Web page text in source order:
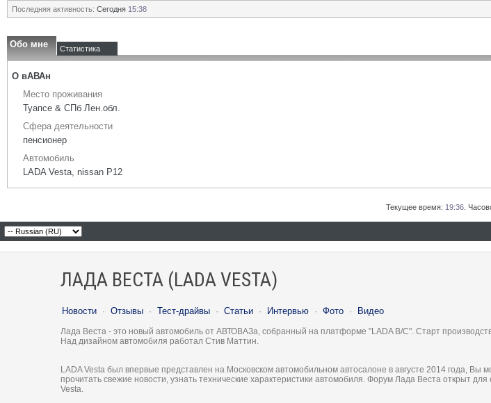
Последняя активность: Сегодня 15:38
Обо мне Статистика
О вАВАн
Место проживания
Туапсе & СПб Лен.обл.
Сфера деятельности
пенсионер
Автомобиль
LADA Vesta, nissan P12
Текущее время: 19:36 .
ЛАДА ВЕСТА (LADA VESTA)
Новости · Отзывы · Тест-драйвы · Статьи · Интервью · Фото · Видео
Лада Веста - это новый автомобиль от АВТОВАЗа, собранный на платформе "LADA B/C". Старт
Над дизайном автомобиля работал Стив Маттин.
LADA Vesta был впервые представлен на Московском автомобильном автосалоне в августе 2014 года, Вы
прочитать свежие новости, узнать технические характеристики автомобиля. Форум Лада Веста открыт
Vesta.